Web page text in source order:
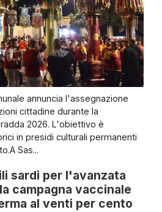
annuncia l'assegnazione
cittadine durante la
2026. L'obiettivo è
in presidi culturali permanenti
Sas...
sardi per l'avanzata
campagna vaccinale
al venti per cento